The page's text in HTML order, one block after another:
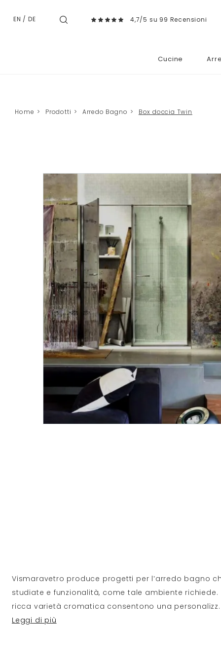
EN / DE 4,7/5 su 99 Recensioni
Cucine
Home > Prodotti > Arredo Bagno > Box doccia Twin
Vismaravetro produce progetti per l’arredo bagno
studiate e funzionalità, come tale ambiente
ricca varietà cromatica consentono una personalizz
Leggi di più